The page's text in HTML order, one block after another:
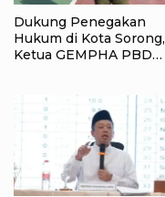
Dukung Penegakan
Hukum di Kota Sorong,
Ketua GEMPHA PBD